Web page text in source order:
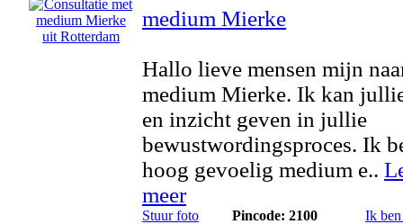
medium Mierke
Hallo lieve mensen mijn
medium Mierke. Ik kan
en inzicht geven in jullie
bewustwordingsproces. Ik
hoog gevoelig medium e..
meer
Stuur foto Pincode: 2100 Ik